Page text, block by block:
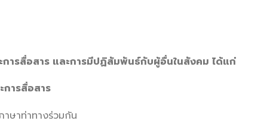
ารสื่อสาร และการมีปฏิสัมพันธ์กับผู้อื่นในสังคม ได้แก่
การสื่อสาร
าษาท่าทางร่วมกัน